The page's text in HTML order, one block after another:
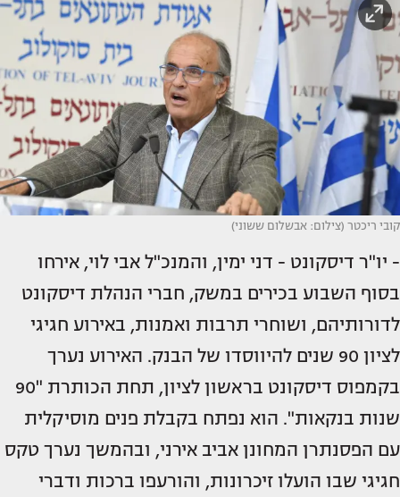
קובי ריכטר (צילום: אבשלום ששוני)
- יו"ר דיסקונט - דני ימין, והמנכ"ל אבי לוי, אירחו
בסוף השבוע בכירים במשק, חברי הנהלת דיסקונט
לדורותיהם, ושוחרי תרבות ואמנות, באירוע חגיגי
לציון 90 שנים להיווסדו של הבנק. האירוע נערך
בקמפוס דיסקונט בראשון לציון, תחת הכותרת "90
שנות בנקאות". הוא נפתח בקבלת פנים מוסיקלית
עם הפסנתרן המחונן אביב אירני, ובהמשך נערך טקס
חגיגי שבו הועלו זיכרונות, והורעפו ברכות ודברי